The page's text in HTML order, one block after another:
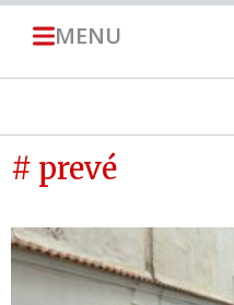
MENU
# prevé